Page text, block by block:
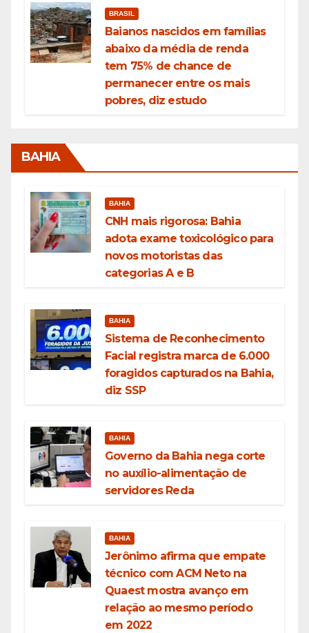
BRASIL
Baianos nascidos em famílias
abaixo da média de renda
tem 75% de chance de
permanecer entre os mais
pobres, diz estudo
BAHIA
BAHIA
CNH mais rigorosa: Bahia
adota exame toxicológico para
novos motoristas das
categorias A e B
BAHIA
Sistema de Reconhecimento
Facial registra marca de 6.000
foragidos capturados na Bahia,
diz SSP
BAHIA
Governo da Bahia nega corte
no auxílio-alimentação de
servidores Reda
BAHIA
Jerônimo afirma que empate
técnico com ACM Neto na
Quaest mostra avanço em
relação ao mesmo período
em 2022